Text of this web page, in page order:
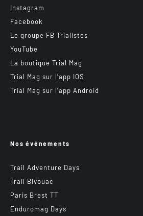
Instagram
Facebook
Le groupe FB Trialistes
YouTube
La boutique Trial Mag
Trial Mag sur l’app IOS
Trial Mag sur l’app Android
Nos événements
Trail Adventure Days
Trail Bivouac
Paris Brest TT
Enduromag Days